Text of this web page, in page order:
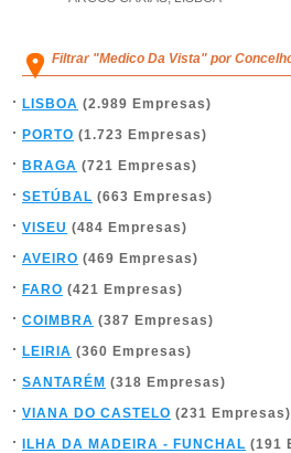
Filtrar "Medico Da Vista" por
LISBOA (2.989 Empresas)
PORTO (1.723 Empresas)
BRAGA (721 Empresas)
SETÚBAL (663 Empresas)
VISEU (484 Empresas)
AVEIRO (469 Empresas)
FARO (421 Empresas)
COIMBRA (387 Empresas)
LEIRIA (360 Empresas)
SANTARÉM (318 Empresas)
VIANA DO CASTELO (231 Empresas)
ILHA DA MADEIRA - FUNCHAL (191